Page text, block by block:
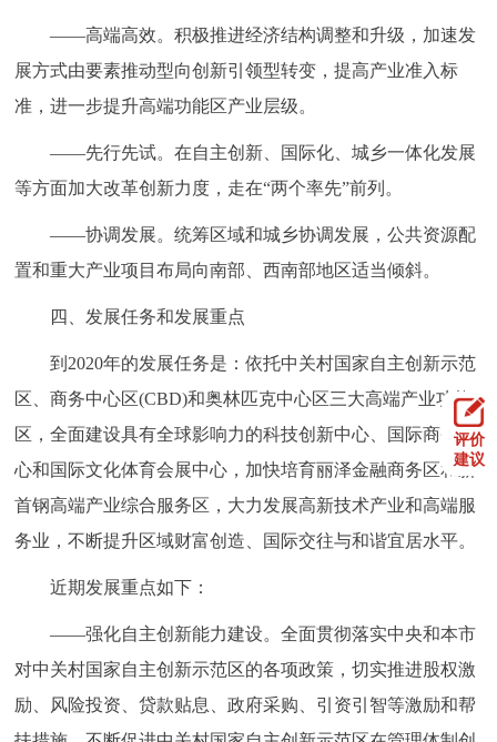
——高端高效。积极推进经济结构调整和升级，加速发
展方式由要素推动型向创新引领型转变，提高产业准入标
准，进一步提升高端功能区产业层级。
——先行先试。在自主创新、国际化、城乡一体化发展
等方面加大改革创新力度，走在“两个率先”前列。
——协调发展。统筹区域和城乡协调发展，公共资源配
置和重大产业项目布局向南部、西南部地区适当倾斜。
四、发展任务和发展重点
到2020年的发展任务是：依托中关村国家自主创新示范
区、商务中心区(CBD)和奥林匹克中心区三大高端产业功能
区，全面建设具有全球影响力的科技创新中心、国际商务中
心和国际文化体育会展中心，加快培育丽泽金融商务区和新
首钢高端产业综合服务区，大力发展高新技术产业和高端服
务业，不断提升区域财富创造、国际交往与和谐宜居水平。
近期发展重点如下：
——强化自主创新能力建设。全面贯彻落实中央和本市
对中关村国家自主创新示范区的各项政策，切实推进股权激
励、风险投资、贷款贴息、政府采购、引资引智等激励和帮
评价
建议